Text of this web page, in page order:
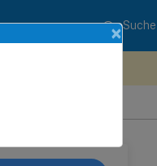
Suche
×